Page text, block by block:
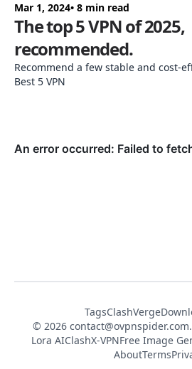
Mar 1, 2024• 8 min read
The top 5 VPN of 2025,
recommended.
Recommend a few stable and cost-
Best 5 VPN
TagsClashVerge
© 2026 contact@ovpnspider.com
Lora AIClashX-VPNFree Image
AboutTerms